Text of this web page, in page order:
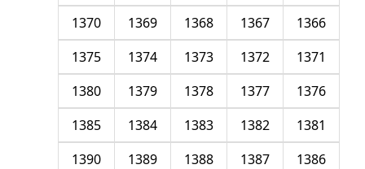
1366
1367
1368
1369
1370
1371
1372
1373
1374
1375
1376
1377
1378
1379
1380
1381
1382
1383
1384
1385
1386
1387
1388
1389
1390